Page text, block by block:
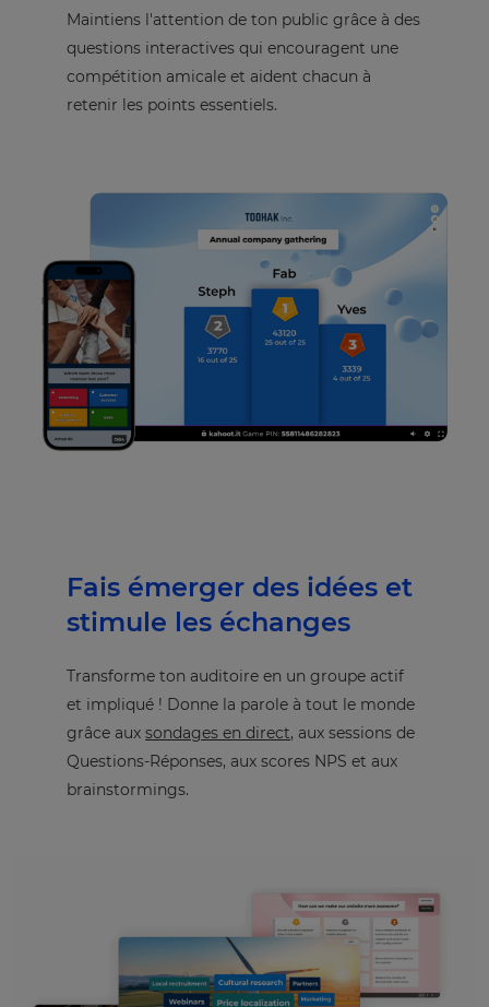
Maintiens l'attention de ton public grâce à des
questions interactives qui encouragent une
compétition amicale et aident chacun à
retenir les points essentiels.
Fais émerger des idées et
stimule les échanges
Transforme ton auditoire en un groupe actif
et impliqué ! Donne la parole à tout le monde
grâce aux sondages en direct, aux sessions de
Questions-Réponses, aux scores NPS et aux
brainstormings.